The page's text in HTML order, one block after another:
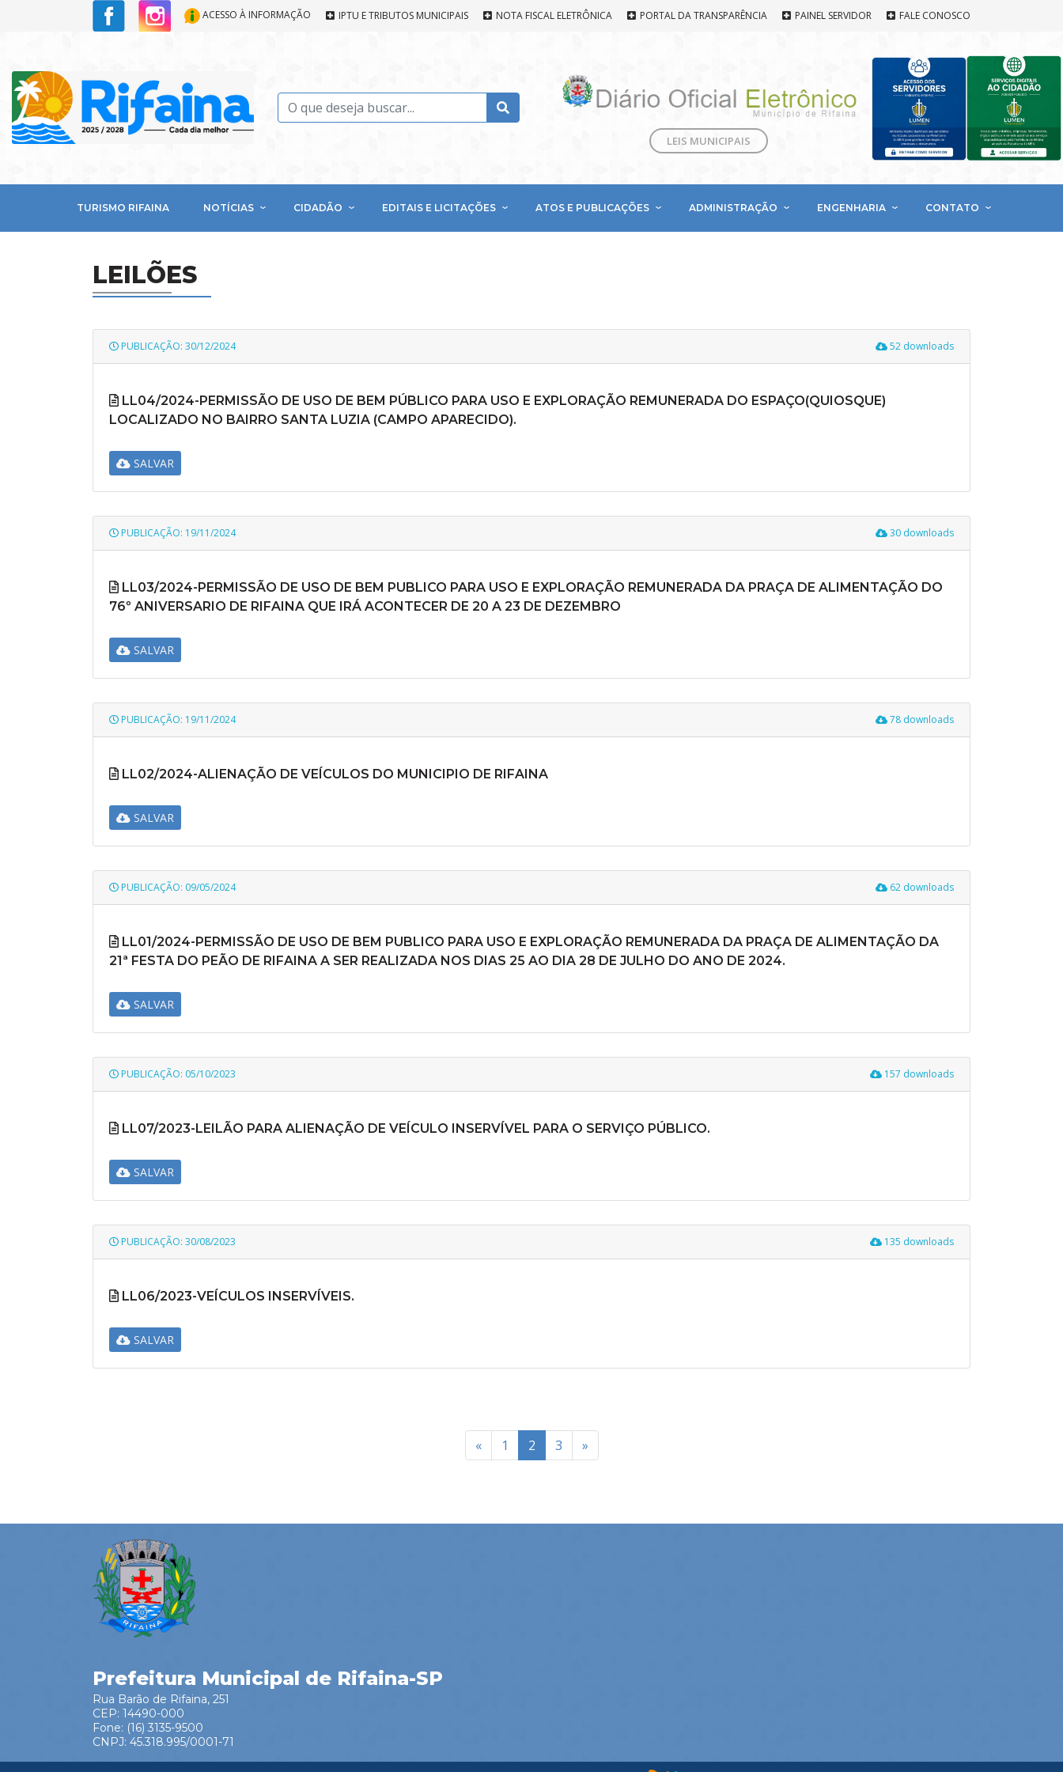
ACESSO À INFORMAÇÃO IPTU E TRIBUTOS MUNICIPAIS NOTA FISCAL ELETRÔNICA PORTAL DA TRANSPARÊNCIA PAINEL SERVIDOR FALE CONOSCO
LEIS MUNICIPAIS
TURISMO RIFAINA NOTÍCIAS CIDADÃO EDITAIS E LICITAÇÕES ATOS E PUBLICAÇÕES ADMINISTRAÇÃO ENGENHARIA CONTATO
LEILÕES
PUBLICAÇÃO: 30/12/2024 52 downloads
LL04/2024-PERMISSÃO DE USO DE BEM PÚBLICO PARA USO E EXPLORAÇÃO REMUNERADA DO ESPAÇO(QUIOSQUE)
LOCALIZADO NO BAIRRO SANTA LUZIA (CAMPO APARECIDO).
SALVAR
PUBLICAÇÃO: 19/11/2024 30 downloads
LL03/2024-PERMISSÃO DE USO DE BEM PUBLICO PARA USO E EXPLORAÇÃO REMUNERADA DA PRAÇA DE ALIMENTAÇÃO DO
76º ANIVERSARIO DE RIFAINA QUE IRÁ ACONTECER DE 20 A 23 DE DEZEMBRO
SALVAR
PUBLICAÇÃO: 19/11/2024 78 downloads
LL02/2024-ALIENAÇÃO DE VEÍCULOS DO MUNICIPIO DE RIFAINA
SALVAR
PUBLICAÇÃO: 09/05/2024 62 downloads
LL01/2024-PERMISSÃO DE USO DE BEM PUBLICO PARA USO E EXPLORAÇÃO REMUNERADA DA PRAÇA DE ALIMENTAÇÃO DA
21ª FESTA DO PEÃO DE RIFAINA A SER REALIZADA NOS DIAS 25 AO DIA 28 DE JULHO DO ANO DE 2024.
SALVAR
PUBLICAÇÃO: 05/10/2023 157 downloads
LL07/2023-LEILÃO PARA ALIENAÇÃO DE VEÍCULO INSERVÍVEL PARA O SERVIÇO PÚBLICO.
SALVAR
PUBLICAÇÃO: 30/08/2023 135 downloads
LL06/2023-VEÍCULOS INSERVÍVEIS.
SALVAR
« 1 2 3 »
Prefeitura Municipal de Rifaina-SP
Rua Barão de Rifaina, 251
CEP: 14490-000
Fone: (16) 3135-9500
CNPJ: 45.318.995/0001-71